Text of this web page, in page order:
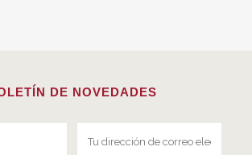
DE NOVEDADES